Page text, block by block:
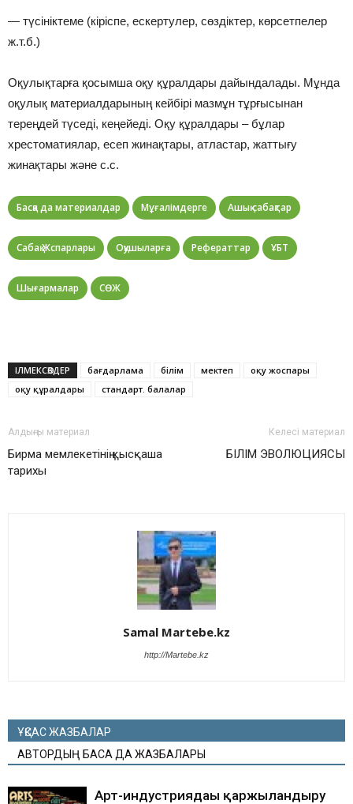
— түсініктеме (кіріспе, ескертулер, сөздіктер, көрсетпелер
ж.т.б.)
Оқулықтарға қосымша оқу құралдары дайындалады. Мұнда
оқулық материалдарының кейбірі мазмұн тұрғысынан
тереңдей түседі, кеңейеді. Оқу құралдары – бұлар
хрестоматиялар, есеп жинақтары, атластар, жаттығу
жинақтары жəне с.с.
Басқа да материалдар Мұғалімдерге Ашық сабақтар
Сабақ Жспарлары Оқушыларға Рефераттар ҰБТ
Шығармалар СӨЖ
ІЛМЕКСӨЗДЕР бағдарлама білім мектеп
оқу жоспары
оқу құралдары
стандарт. балалар
Алдыңғы материал
Бирма мемлекетінің қысқаша
тарихы
Келесі материал
БІЛІМ ЭВОЛЮЦИЯСЫ
Samal Martebe.kz
http://Martebe.kz
ҰҚСАС ЖАЗБАЛАР
АВТОРДЫҢ БАСҚА ДА ЖАЗБАЛАРЫ
Арт-индустриядағы қаржыландыру